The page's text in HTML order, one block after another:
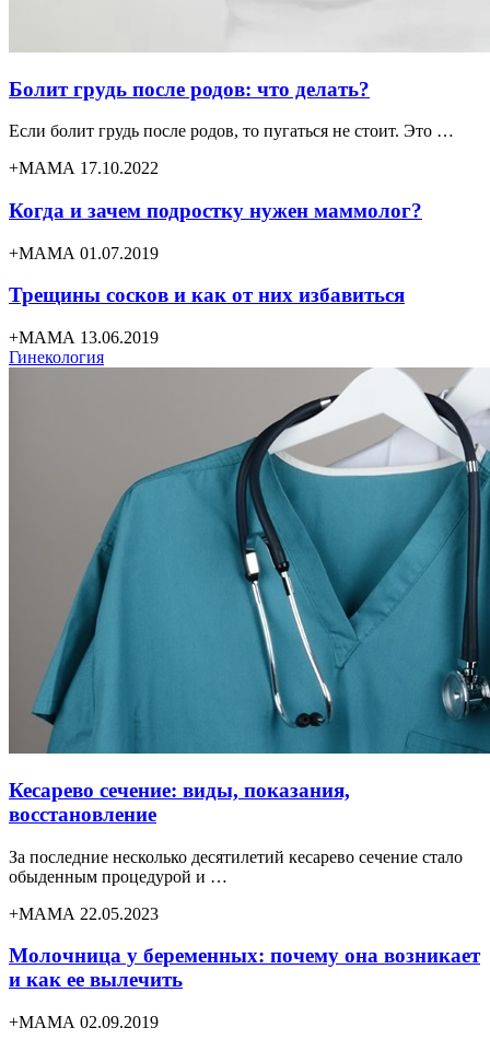
Болит грудь после родов: что делать?
Если болит грудь после родов, то пугаться не стоит. Это …
+МАМА 17.10.2022
Когда и зачем подростку нужен маммолог?
+МАМА 01.07.2019
Трещины сосков и как от них избавиться
+МАМА 13.06.2019
Гинекология
Кесарево сечение: виды, показания,
восстановление
За последние несколько десятилетий кесарево сечение стало
обыденным процедурой и …
+МАМА 22.05.2023
Молочница у беременных: почему она возникает
и как ее вылечить
+МАМА 02.09.2019